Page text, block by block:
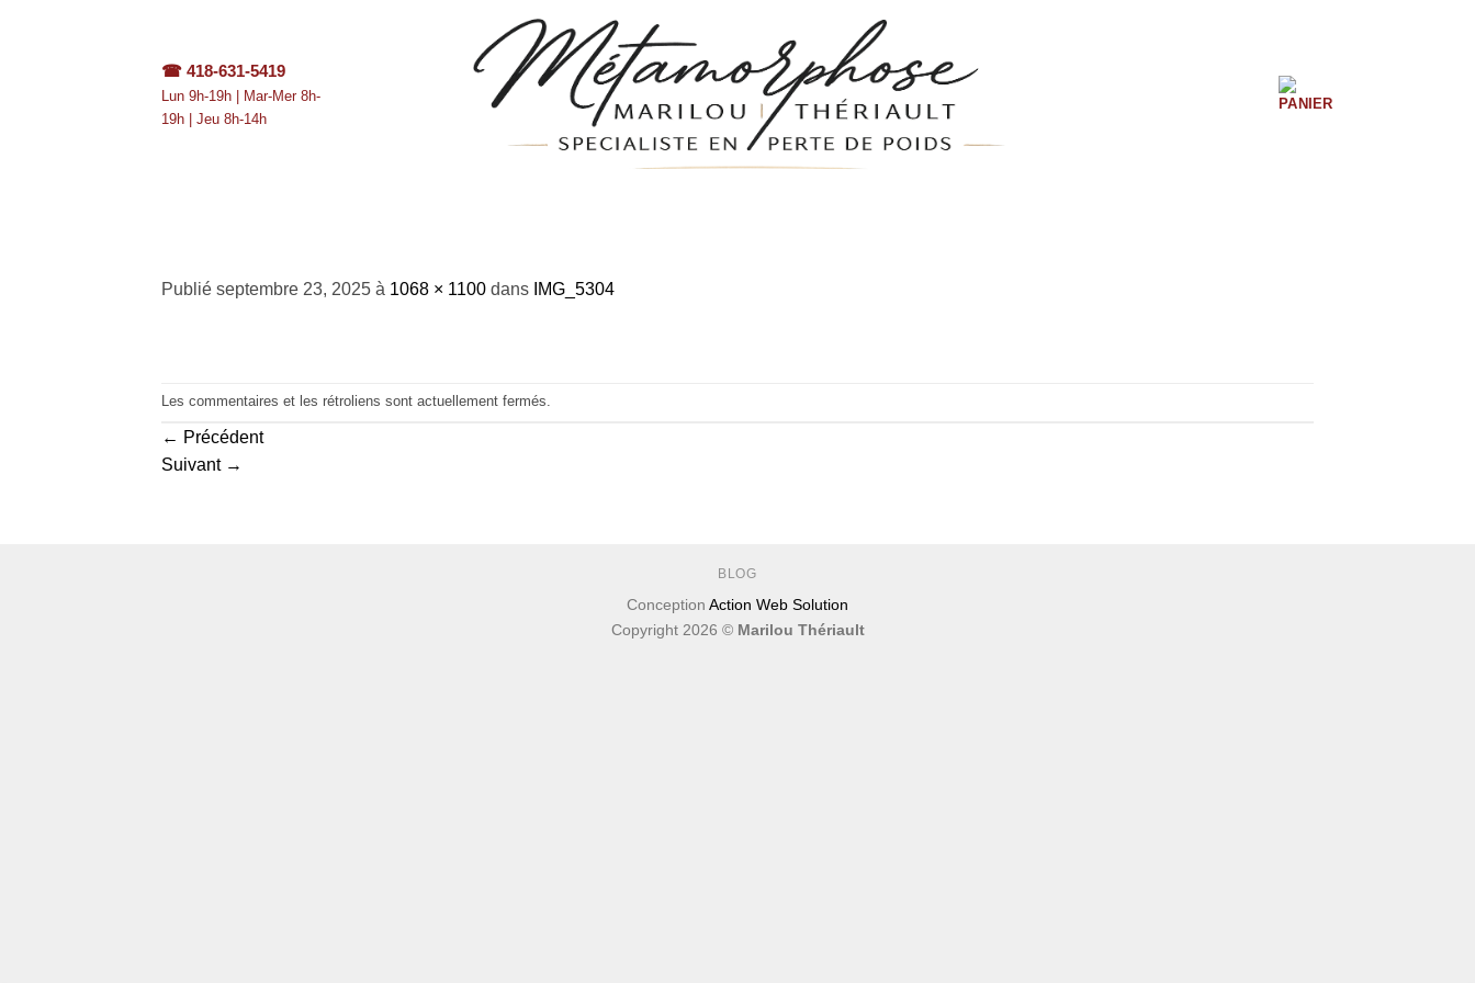
☎ 418-631-5419
Lun 9h-19h | Mar-Mer 8h-
19h | Jeu 8h-14h
Publié septembre 23, 2025 à 1068 × 1100 dans IMG_5304
Les commentaires et les rétroliens sont actuellement fermés.
← Précédent
Suivant →
BLOG
Conception Action Web Solution
Copyright 2026 © Marilou Thériault